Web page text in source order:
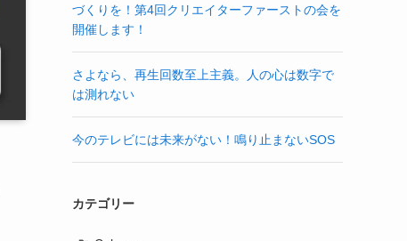
づくりを！第4回クリエイターファーストの会を
開催します！
さよなら、再生回数至上主義。人の心は数字で
は測れない
今のテレビには未来がない！鳴り止まないSOS
カテゴリー